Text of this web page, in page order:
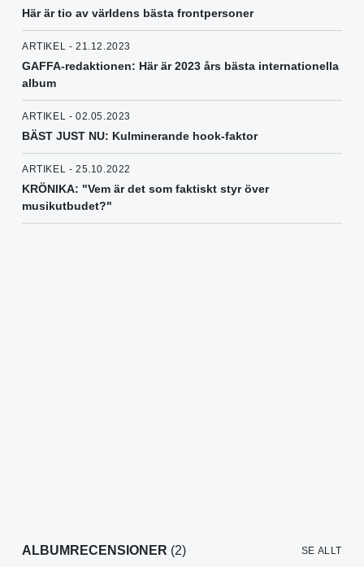
Här är tio av världens bästa frontpersoner
ARTIKEL - 21.12.2023
GAFFA-redaktionen: Här är 2023 års bästa internationella
album
ARTIKEL - 02.05.2023
BÄST JUST NU: Kulminerande hook-faktor
ARTIKEL - 25.10.2022
KRÖNIKA: "Vem är det som faktiskt styr över
musikutbudet?"
ALBUMRECENSIONER (2) SE ALLT